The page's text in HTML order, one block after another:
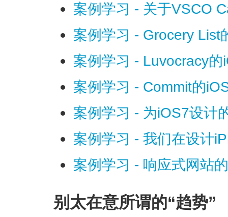
案例学习 - 关于VSCO
案例学习 - Grocery List
案例学习 - Luvocracy的
案例学习 - Commit的
案例学习 - 为iOS7设计
案例学习 - 我们在设计
案例学习 - 响应式网站
别太在意所谓的“趋势”